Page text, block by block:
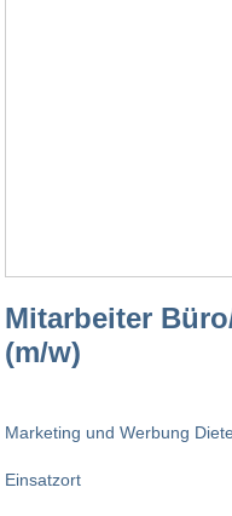
Mitarbeiter
(m/w)
Marketing und Werbung
Einsatzort